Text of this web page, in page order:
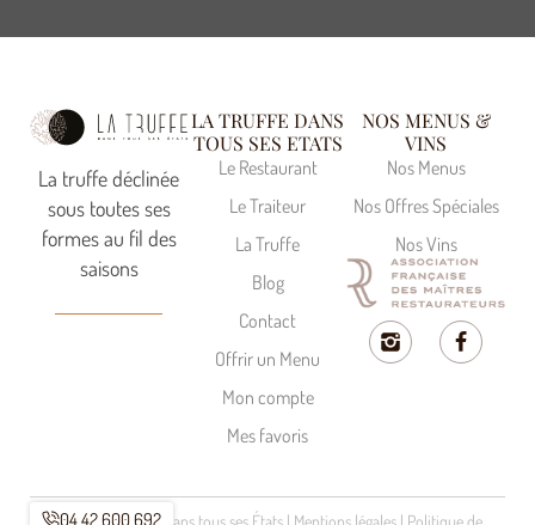
04 42 600 692
LA TRUFFE DANS
TOUS SES ETATS
Le Restaurant
Le Traiteur
La Truffe
Blog
Contact
Offrir un Menu
Mon compte
Mes favoris
La truffe déclinée
sous toutes ses
formes au fil des
saisons
NOS MENUS &
VINS
Nos Menus
Nos Offres Spéciales
Nos Vins
© 2023 La Truffe dans tous ses États | Mentions légales | Politique de